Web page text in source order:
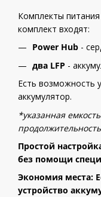
Комплекты
комплект входят:
Power Hub -
два LFP -
Есть возможность
аккумулятор.
*указанная
Простой
без помощи
Экономия места:
устройство